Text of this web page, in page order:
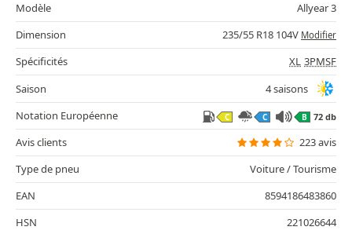
Modèle
Allyear 3
Dimension
235/55 R18 104V Modifier
Spécificités XL 3PMSF
Saison
4 saisons
Notation Européenne
C C B 72 db
Avis clients
223 avis
Type de pneu
Voiture / Tourisme
EAN
8594186483860
HSN
221026644